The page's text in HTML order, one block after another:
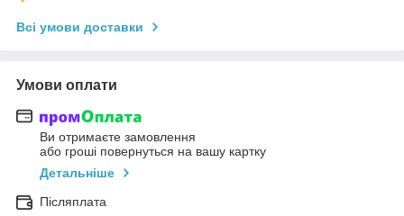
Всі умови доставки
Умови оплати
Ви отримаєте замовлення
або гроші повернуться на вашу картку
Детальніше
Післяплата